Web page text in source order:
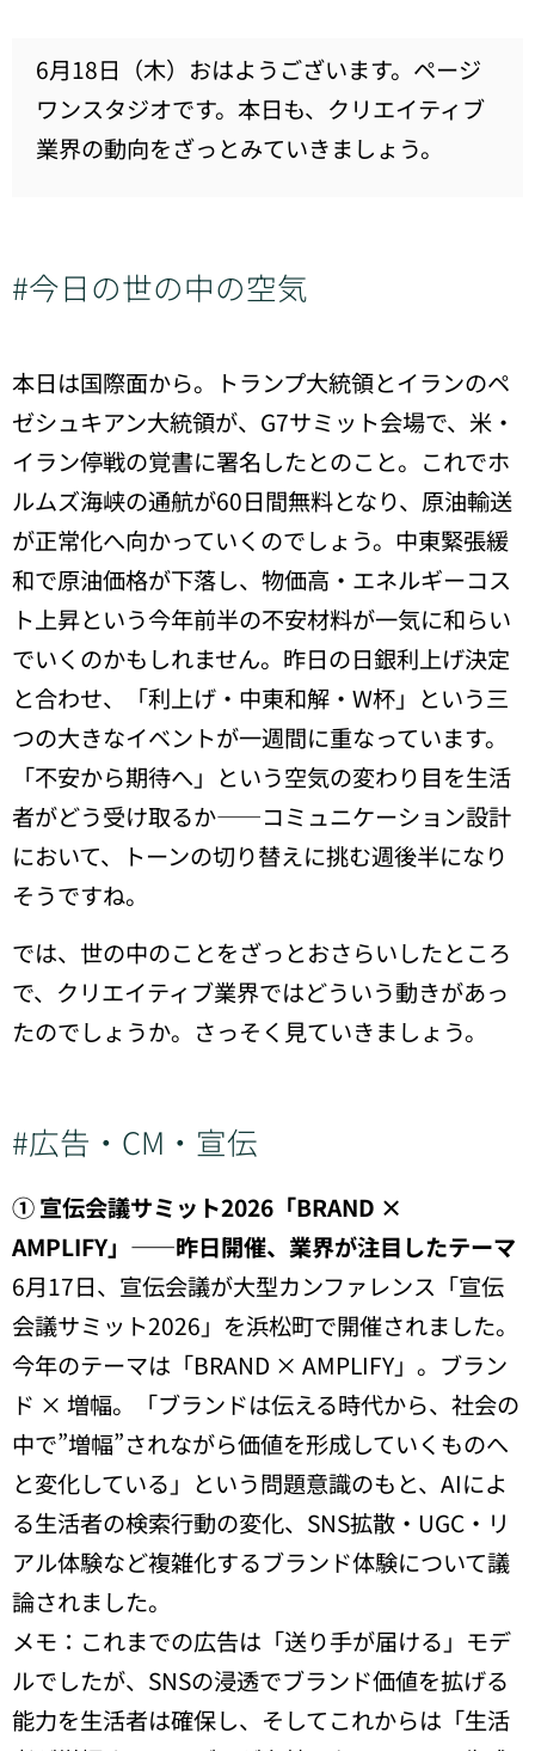
6月18日（木）おはようございます。ページ
ワンスタジオです。本日も、クリエイティブ
業界の動向をざっとみていきましょう。
#今日の世の中の空気
本日は国際面から。トランプ大統領とイランのペ
ゼシュキアン大統領が、G7サミット会場で、米・
イラン停戦の覚書に署名したとのこと。これでホ
ルムズ海峡の通航が60日間無料となり、原油輸送
が正常化へ向かっていくのでしょう。中東緊張緩
和で原油価格が下落し、物価高・エネルギーコス
ト上昇という今年前半の不安材料が一気に和らい
でいくのかもしれません。昨日の日銀利上げ決定
と合わせ、「利上げ・中東和解・W杯」という三
つの大きなイベントが一週間に重なっています。
「不安から期待へ」という空気の変わり目を生活
者がどう受け取るか——コミュニケーション設計
において、トーンの切り替えに挑む週後半になり
そうですね。
では、世の中のことをざっとおさらいしたところ
で、クリエイティブ業界ではどういう動きがあっ
たのでしょうか。さっそく見ていきましょう。
#広告・CM・宣伝
① 宣伝会議サミット2026「BRAND ×
AMPLIFY」——昨日開催、業界が注目したテーマ
6月17日、宣伝会議が大型カンファレンス「宣伝
会議サミット2026」を浜松町で開催されました。
今年のテーマは「BRAND × AMPLIFY」。ブラン
ド × 増幅。「ブランドは伝える時代から、社会の
中で”増幅”されながら価値を形成していくものへ
と変化している」という問題意識のもと、AIによ
る生活者の検索行動の変化、SNS拡散・UGC・リ
アル体験など複雑化するブランド体験について議
論されました。
メモ：これまでの広告は「送り手が届ける」モデ
ルでしたが、SNSの浸透でブランド価値を拡げる
能力を生活者は確保し、そしてこれからは「生活